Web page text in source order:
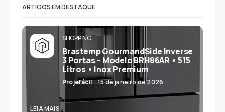
ARTIGOS EM DESTAQUE
SHOPPING
Brastemp GourmandSide Inverse
3 Portas – Modelo BRH86AR • 515
Litros • Inox Premium
Projefácil 15 de janeiro de 2026
LEIA MAIS